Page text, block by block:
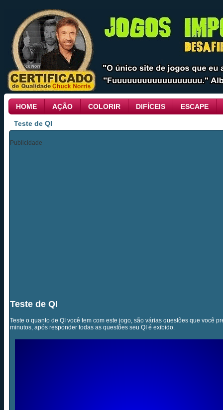
HOME AÇÃO COLORIR DIFÍCEIS ESCAPE
Teste de QI
Publicidade
Teste de QI
Teste o quanto de QI você tem com este jogo, são várias questões que você
minutos, após responder todas as questões seu QI é exibido.